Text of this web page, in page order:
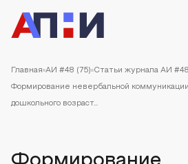
Главная АИ #48 (75) Статьи журнала АИ
Формирование невербальной
дошкольного возраст...